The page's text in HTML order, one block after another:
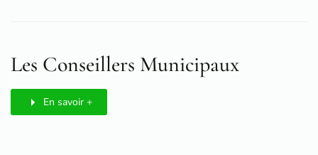
Les Conseillers Municipaux
En savoir +